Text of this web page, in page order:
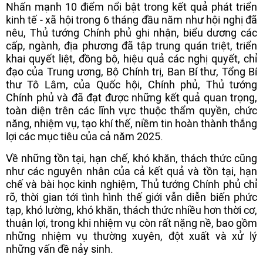
Nhấn mạnh 10 điểm nổi bật trong kết quả phát triển
kinh tế - xã hội trong 6 tháng đầu năm như hội nghị đã
nêu, Thủ tướng Chính phủ ghi nhận, biểu dương các
cấp, ngành, địa phương đã tập trung quán triệt, triển
khai quyết liệt, đồng bộ, hiệu quả các nghị quyết, chỉ
đạo của Trung ương, Bộ Chính trị, Ban Bí thư, Tổng Bí
thư Tô Lâm, của Quốc hội, Chính phủ, Thủ tướng
Chính phủ và đã đạt được những kết quả quan trọng,
toàn diện trên các lĩnh vực thuộc thẩm quyền, chức
năng, nhiệm vụ, tạo khí thế, niềm tin hoàn thành thắng
lợi các mục tiêu của cả năm 2025.
Về những tồn tại, hạn chế, khó khăn, thách thức cũng
như các nguyên nhân của cả kết quả và tồn tại, hạn
chế và bài học kinh nghiệm, Thủ tướng Chính phủ chỉ
rõ, thời gian tới tình hình thế giới vẫn diễn biến phức
tạp, khó lường, khó khăn, thách thức nhiều hơn thời cơ,
thuận lợi, trong khi nhiệm vụ còn rất nặng nề, bao gồm
những nhiệm vụ thường xuyên, đột xuất và xử lý
những vấn đề nảy sinh.